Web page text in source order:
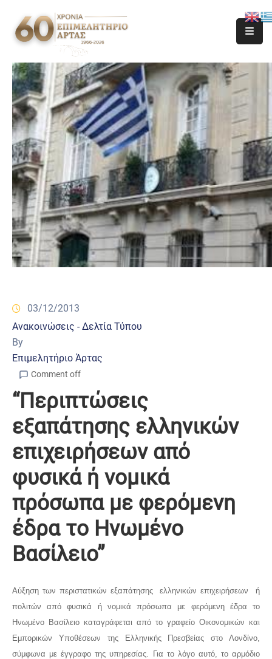
03/12/2013
Ανακοινώσεις - Δελτία Τύπου
By
Επιμελητήριο Άρτας
Comment off
“Περιπτώσεις
εξαπάτησης ελληνικών
επιχειρήσεων από
φυσικά ή νομικά
πρόσωπα με φερόμενη
έδρα το Ηνωμένο
Βασίλειο”
Αύξηση των περιστατικών εξαπάτησης ελληνικών επιχειρήσεων ή
πολιτών από φυσικά ή νομικά πρόσωπα με φερόμενη έδρα το
Ηνωμένο Βασίλειο καταγράφεται από το γραφείο Οικονομικών και
Εμπορικών Υποθέσεων της Ελληνικής Πρεσβείας στο Λονδίνο,
σύμφωνα με έγγραφο της υπηρεσίας. Για το λόγο αυτό, το αρμόδιο